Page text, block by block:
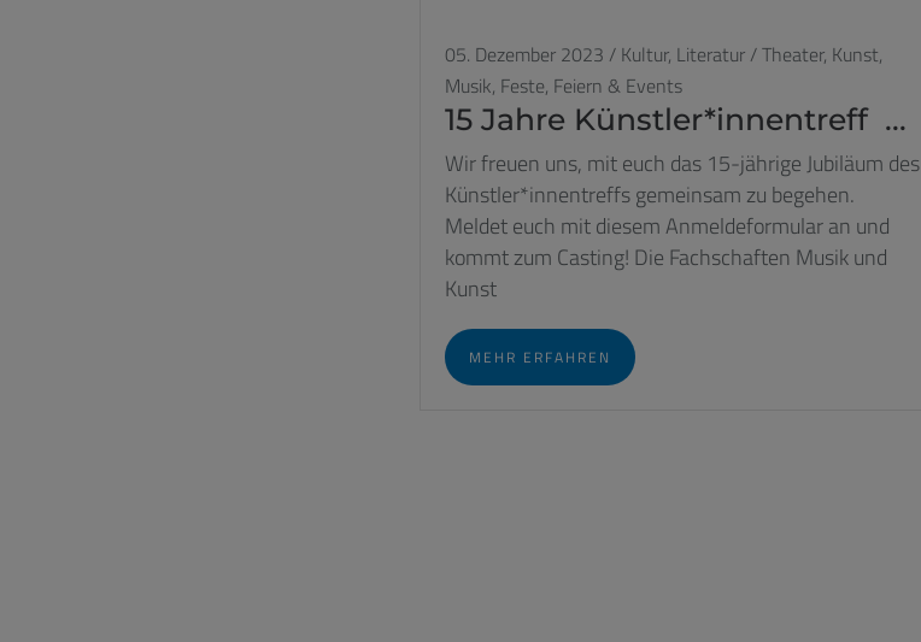
05. Dezember 2023 / Kultur, Literatur / Theater, Kunst,
Musik, Feste, Feiern & Events
15 Jahre Künstler*innentreff ...
Wir freuen uns, mit euch das 15-jährige Jubiläum des
Künstler*innentreffs gemeinsam zu begehen.
Meldet euch mit diesem Anmeldeformular an und
kommt zum Casting! Die Fachschaften Musik und
Kunst
MEHR ERFAHREN